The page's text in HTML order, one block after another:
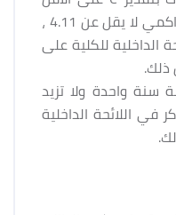
والحصول على متوسط تراكمي لا يقل عن 4.11 ،
الداخلية للكلية على
سنة واحدة ولا تزيد
في اللائحة الداخلية